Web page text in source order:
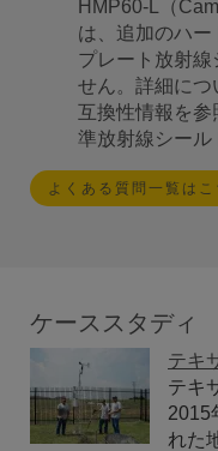
HMP60-L（
は、追加のハ
プレート放射線
せん。詳細につ
互換性情報を参
準放射線シール
よくある質問一覧はこ
ケーススタディ
テキ
テキ
2015
れた